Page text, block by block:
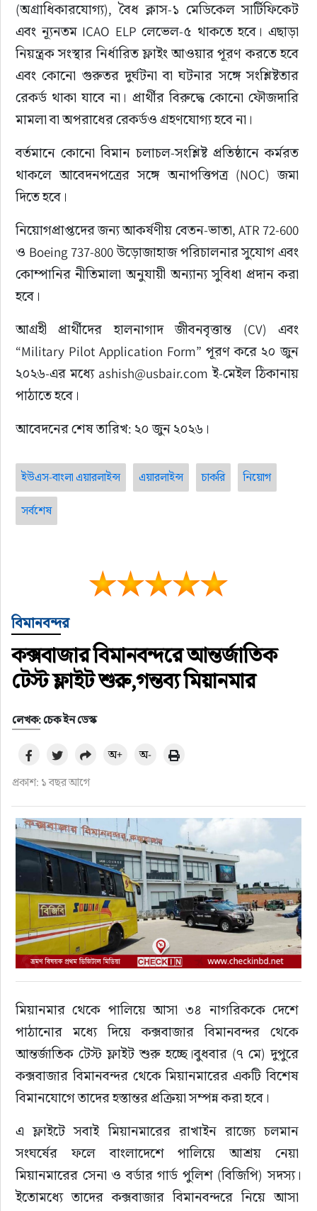
(অগ্রাধিকারযোগ্য), বৈধ ক্লাস-১ মেডিকেল সার্টিফিকেট
এবং ন্যূনতম ICAO ELP লেভেল-৫ থাকতে হবে। এছাড়া
নিয়ন্ত্রক সংস্থার নির্ধারিত ফ্লাইং আওয়ার পূরণ করতে হবে
এবং কোনো গুরুতর দুর্ঘটনা বা ঘটনার সঙ্গে সংশ্লিষ্টতার
রেকর্ড থাকা যাবে না। প্রার্থীর বিরুদ্ধে কোনো ফৌজদারি
মামলা বা অপরাধের রেকর্ডও গ্রহণযোগ্য হবে না।
বর্তমানে কোনো বিমান চলাচল-সংশ্লিষ্ট প্রতিষ্ঠানে কর্মরত
থাকলে আবেদনপত্রের সঙ্গে অনাপত্তিপত্র (NOC) জমা
দিতে হবে।
নিয়োগপ্রাপ্তদের জন্য আকর্ষণীয় বেতন-ভাতা, ATR 72-600
ও Boeing 737-800 উড়োজাহাজ পরিচালনার সুযোগ এবং
কোম্পানির নীতিমালা অনুযায়ী অন্যান্য সুবিধা প্রদান করা
হবে।
আগ্রহী প্রার্থীদের হালনাগাদ জীবনবৃত্তান্ত (CV) এবং
“Military Pilot Application Form” পূরণ করে ২০ জুন
২০২৬-এর মধ্যে ashish@usbair.com ই-মেইল ঠিকানায়
পাঠাতে হবে।
আবেদনের শেষ তারিখ: ২০ জুন ২০২৬।
ইউএস-বাংলা এয়ারলাইন্স এয়ারলাইন্স চাকরি নিয়োগ
সর্বশেষ
বিমানবন্দর
কক্সবাজার বিমানবন্দরে আন্তর্জাতিক
টেস্ট ফ্লাইট শুরু,গন্তব্য মিয়ানমার
লেখক: চেক ইন ডেস্ক
প্রকাশ: ১ বছর আগে
অ+ অ-
মিয়ানমার থেকে পালিয়ে আসা ৩৪ নাগরিককে দেশে
পাঠানোর মধ্যে দিয়ে কক্সবাজার বিমানবন্দর থেকে
আন্তর্জাতিক টেস্ট ফ্লাইট শুরু হচ্ছে।বুধবার (৭ মে) দুপুরে
কক্সবাজার বিমানবন্দর থেকে মিয়ানমারের একটি বিশেষ
বিমানযোগে তাদের হস্তান্তর প্রক্রিয়া সম্পন্ন করা হবে।
এ ফ্লাইটে সবাই মিয়ানমারের রাখাইন রাজ্যে চলমান
সংঘর্ষের ফলে বাংলাদেশে পালিয়ে আশ্রয় নেয়া
মিয়ানমারের সেনা ও বর্ডার গার্ড পুলিশ (বিজিপি) সদস্য।
ইতোমধ্যে তাদের কক্সবাজার বিমানবন্দরে নিয়ে আসা